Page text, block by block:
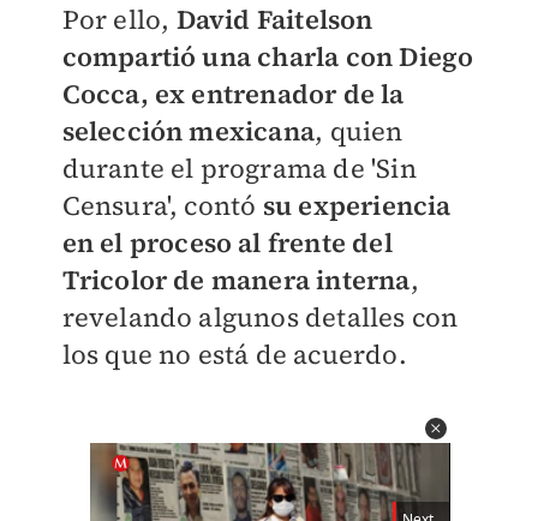
Por ello, David Faitelson
compartió una charla con Diego
Cocca, ex entrenador de la
selección mexicana, quien
durante el programa de 'Sin
Censura', contó su experiencia
en el proceso al frente del
Tricolor de manera interna,
revelando algunos detalles con
los que no está de acuerdo.